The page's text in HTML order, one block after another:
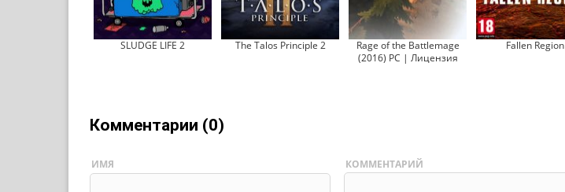
SLUDGE LIFE 2 The Talos Principle 2
Rage of the Battlemage
(2016) PC | Лицензия
Fallen Region
Комментарии (0)
ИМЯ КОММЕНТАРИЙ